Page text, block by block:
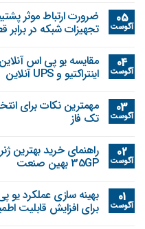
05
آگوست
تجهیزات شبکه در
04
آگوست
اینتراکتیو و UPS آنلاین
03
آگوست
مهمترین نکات برای
تک فاز
02
آگوست
35GP بهین صنعت
01
آگوست
بهینه‌ سازی عملکرد
برای افزایش قابلیت